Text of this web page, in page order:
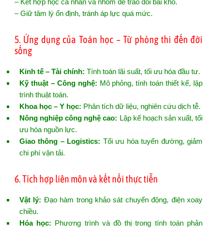
– Kết hợp học cá nhân và nhóm để trao đổi bài khó.
– Giữ tâm lý ổn định, tránh áp lực quá mức.
5. Ứng dụng của Toán học – Từ phòng thi đến đời
sống
Kinh tế – Tài chính: Tính toán lãi suất, tối ưu hóa đầu tư.
Kỹ thuật – Công nghệ: Mô phỏng, tính toán thiết kế, lập
trình thuật toán.
Khoa học – Y học: Phân tích dữ liệu, nghiên cứu dịch tễ.
Nông nghiệp công nghệ cao: Lập kế hoạch sản xuất, tối
ưu hóa nguồn lực.
Giao thông – Logistics: Tối ưu hóa tuyến đường, giảm
chi phí vận tải.
6. Tích hợp liên môn và kết nối thực tiễn
Vật lý: Đạo hàm trong khảo sát chuyển động, điện xoay
chiều.
Hóa học: Phương trình và đồ thị trong tính toán phản